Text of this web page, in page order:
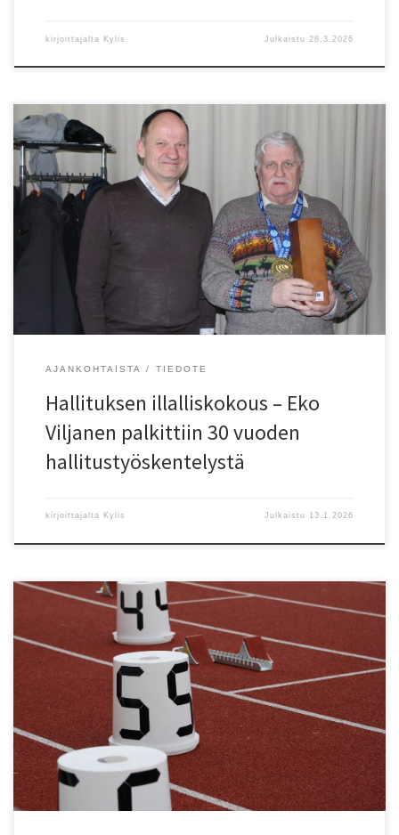
kirjoittajalta Kylis Julkaistu 28.3.2026
Piirin uusi ja vanha hallitus kokoontui järjestäytymiskokoukseen
Lasipalatsissa. Kokouksen lopuksi palkittiin Leppävaaran Sisun Eko
Viljanen 30 vuoden hallitustyöskentelystä, joka on piirin historian
pisin ura. Palkinnon ojensi piirin puheenjohtajana vuodesta 2017
edelleen jatkava Esko Kuha. Onnittelut Eko ja nähdään kentillä ja
kilpailuissa edelleen! Hallituksessa tapahtui vain yksi muutos. Ekon
AJANKOHTAISTA TIEDOTE
Hallituksen illalliskokous – Eko
Viljanen palkittiin 30 vuoden
hallitustyöskentelystä
kirjoittajalta Kylis Julkaistu 13.1.2026
HELSY ry:n SÄÄNTÖMÄÄRÄINEN SYYSKOKOUS Helsingin Seudun
Yleisurheilu HELSY ry:n sääntömääräinen syyskokous pidetään
Helsingin Liikuntamyllyn koulutustilassa (alakerta), tiistaina
25.11.2025 klo 19:00 alkaen. Ennen kokousta klo 18:15 alkaen
palkitaan HELSY ry:n piirin parhaat urheilijat ja heidän
valmentajansa 2025, sekä Tulevat tähdet -monipuolisuuskilpailussa
menestyneet. Ohessa valtakirja, joka pitää palauttaa
syyskokouksessa tai […]